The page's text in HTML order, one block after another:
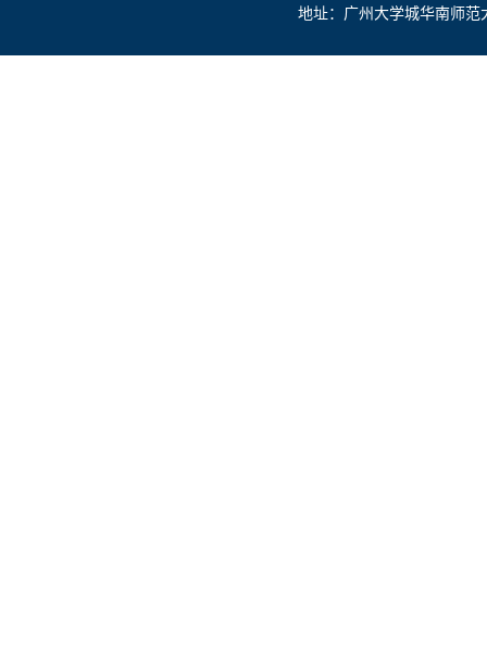
地址：广州大学城华南